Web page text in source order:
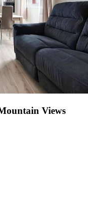
Views